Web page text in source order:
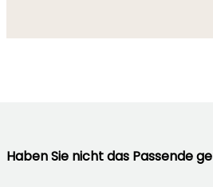
Haben Sie nicht das Passende